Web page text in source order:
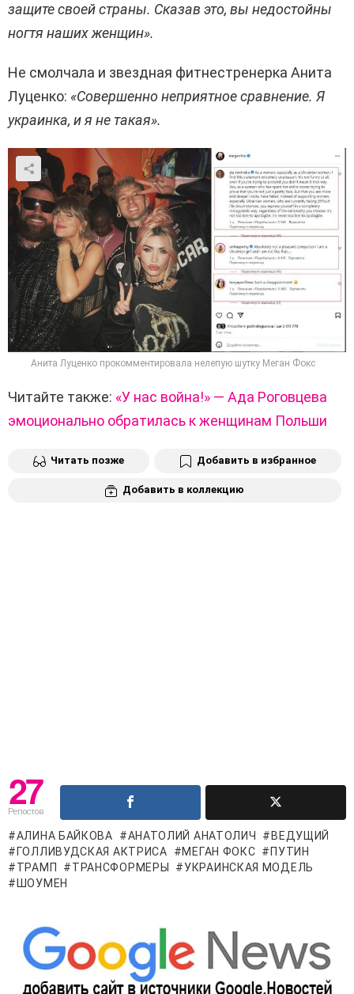
защите своей страны. Сказав это, вы недостойны
ногтя наших женщин».
Не смолчала и звездная фитнестренерка Анита
Луценко: «Совершенно неприятное сравнение. Я
украинка, и я не такая».
Анита Луценко прокомментировала нелепую шутку Меган Фокс
Читайте также: «У нас война!» — Ада Роговцева
эмоционально обратилась к женщинам Польши
Читать позже Добавить в избранное
Добавить в коллекцию
27
Репостов
АЛИНА БАЙКОВА АНАТОЛИЙ АНАТОЛИЧ
ВЕДУЩИЙ
ГОЛЛИВУДСКАЯ АКТРИСА
МЕГАН ФОКС
ПУТИН
ТРАМП
ТРАНСФОРМЕРЫ
УКРАИНСКАЯ МОДЕЛЬ
ШОУМЕН